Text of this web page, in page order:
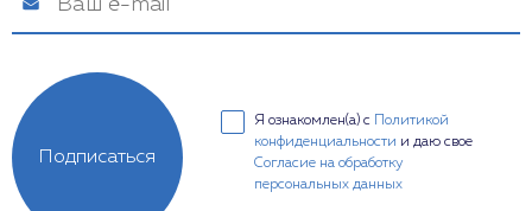
Я ознакомлен(а) с
Политикой
конфиденциальности и даю свое
Согласие на обработку
персональных данных
Подписаться